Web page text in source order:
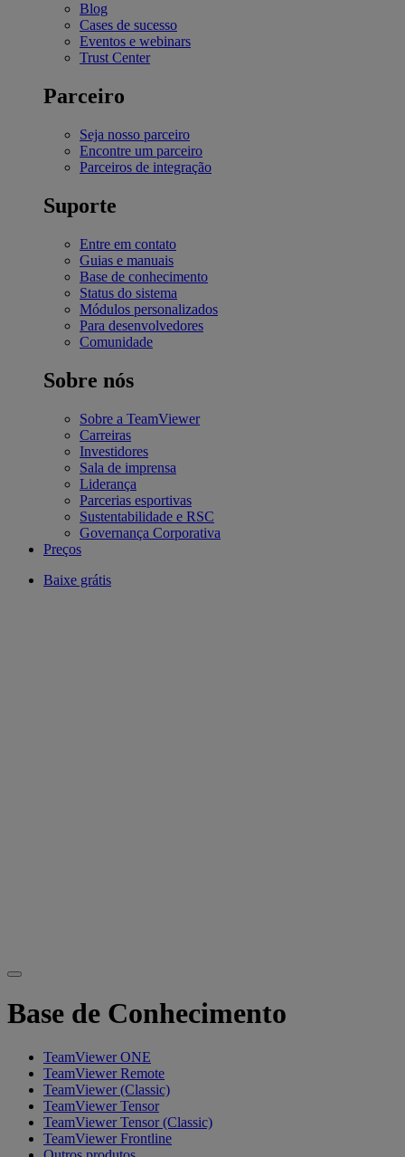
Blog
Cases de sucesso
Eventos e webinars
Trust Center
Parceiro
Seja nosso parceiro
Encontre um parceiro
Parceiros de integração
Suporte
Entre em contato
Guias e manuais
Base de conhecimento
Status do sistema
Módulos personalizados
Para desenvolvedores
Comunidade
Sobre nós
Sobre a TeamViewer
Carreiras
Investidores
Sala de imprensa
Liderança
Parcerias esportivas
Sustentabilidade e RSC
Governança Corporativa
Preços
Baixe grátis
Base de Conhecimento
TeamViewer ONE
TeamViewer Remote
TeamViewer (Classic)
TeamViewer Tensor
TeamViewer Tensor (Classic)
TeamViewer Frontline